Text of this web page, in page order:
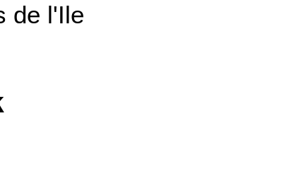
de l'Ile